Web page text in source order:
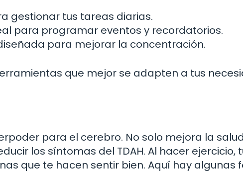
gestionar tus tareas diarias.
para programar eventos y recordatorios.
para mejorar la concentración.
que mejor se adapten a tus
para el cerebro. No solo mejora la
los síntomas del TDAH. Al hacer ejercicio,
que te hacen sentir bien. Aquí hay algunas